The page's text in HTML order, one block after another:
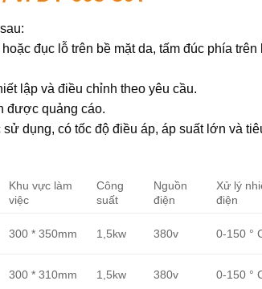
đục lỗ trên bề mặt da, tấm đúc phía trên
lập và điều chỉnh theo yêu cầu.
được quảng cáo.
dụng, có tốc độ điều áp, áp suất lớn và
Khu vực làm
việc
Công
suất
Nguồn
điện
Xử lý
điện
300 * 350mm 1,5kw 380v 0-150 °
300 * 310mm 1,5kw 380v 0-150 °